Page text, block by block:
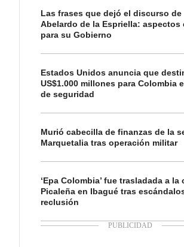
Las frases que dejó el discurso de
Abelardo de la Espriella: aspectos
para su Gobierno
Estados Unidos anuncia que
US$1.000 millones para Colombia
de seguridad
Murió cabecilla de finanzas de la
Marquetalia tras operación militar
‘Epa Colombia’ fue trasladada a la
Picaleña en Ibagué tras
reclusión